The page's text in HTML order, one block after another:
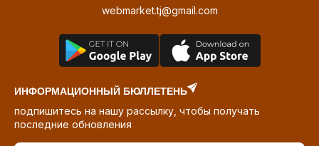
webmarket.tj@gmail.com
ИНФОРМАЦИОННЫЙ БЮЛЛЕТЕНЬ
подпишитесь на нашу рассылку, чтобы получать
последние обновления